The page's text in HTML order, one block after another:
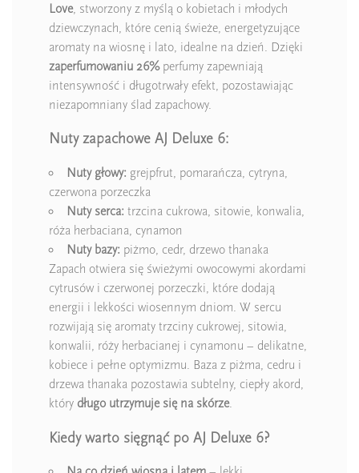
Love, stworzony z myślą o kobietach i młodych
dziewczynach, które cenią świeże, energetyzujące
aromaty na wiosnę i lato, idealne na dzień. Dzięki
zaperfumowaniu 26%perfumy zapewniają
intensywność i długotrwały efekt, pozostawiając
niezapomniany ślad zapachowy.
Nuty zapachowe AJ Deluxe 6:
Nuty głowy: grejpfrut, pomarańcza, cytryna,
czerwona porzeczka
Nuty serca: trzcina cukrowa, sitowie, konwalia,
róża herbaciana, cynamon
Nuty bazy: piżmo, cedr, drzewo thanaka
Zapach otwiera się świeżymi owocowymi akordami
cytrusów i czerwonej porzeczki, które dodają
energii i lekkości wiosennym dniom. W sercu
rozwijają się aromaty trzciny cukrowej, sitowia,
konwalii, róży herbacianej i cynamonu – delikatne,
kobiece i pełne optymizmu. Baza z piżma, cedru i
drzewa thanaka pozostawia subtelny, ciepły akord,
który długo utrzymuje się na skórze.
Kiedy warto sięgnąć po AJ Deluxe 6?